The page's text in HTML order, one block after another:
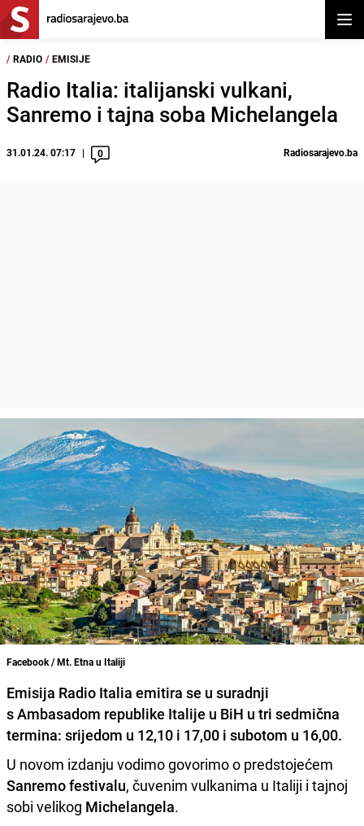
/ RADIO / EMISIJE
Radio Italia: italijanski vulkani,
Sanremo i tajna soba Michelangela
31.01.24. 07:17 0 Radiosarajevo.ba
Facebook / Mt. Etna u Italiji
Emisija Radio Italia emitira se u suradnji
s Ambasadom republike Italije u BiH u tri sedmična
termina: srijedom u 12,10 i 17,00 i subotom u 16,00.
U novom izdanju vodimo govorimo o predstojećem
Sanremo festivalu, čuvenim vulkanima u Italiji i tajnoj
sobi velikog Michelangela.